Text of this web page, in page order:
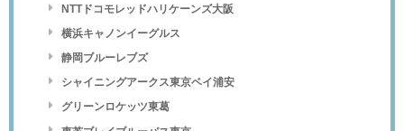
NTTドコモレッドハリケーンズ大阪
横浜キャノンイーグルス
静岡ブルーレブズ
シャイニングアークス東京ベイ浦安
グリーンロケッツ東葛